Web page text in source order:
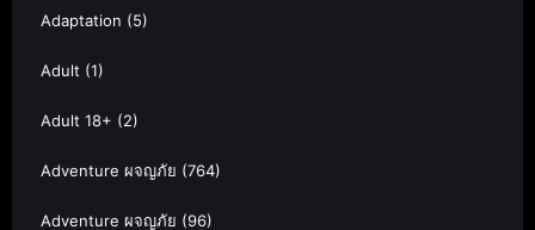
Adaptation (5)
Adult (1)
Adult 18+ (2)
Adventure ผจญภัย (764)
Adventure ผจญภัย (96)